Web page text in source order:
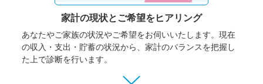
家計の現状と ご希望をヒアリング
あなたやご家族の状況やご希望をお伺いいたします。 現在
の収入・支出・貯蓄の状況から、家計のバランスを把握し
た上で診断を行います。